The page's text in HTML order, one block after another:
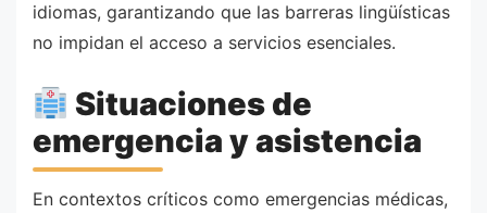
idiomas, garantizando que las barreras lingüísticas
no impidan el acceso a servicios esenciales.
Situaciones de
emergencia y asistencia
En contextos críticos como emergencias médicas,